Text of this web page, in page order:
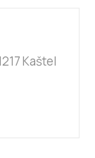
Kaštel